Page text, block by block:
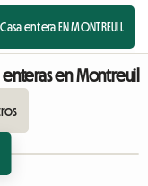
Casa entera EN MONTREUIL
enteras en Montreuil